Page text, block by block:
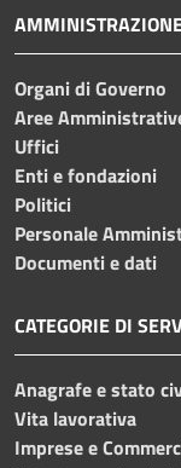
Organi di Governo
Aree
Uffici
Enti e fondazioni
Politici
Personale
Documenti e dati
CATEGORIE DI
Anagrafe e stato
Vita lavorativa
Imprese e